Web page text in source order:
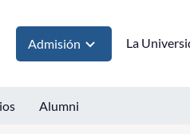
Admisión La
Alumni